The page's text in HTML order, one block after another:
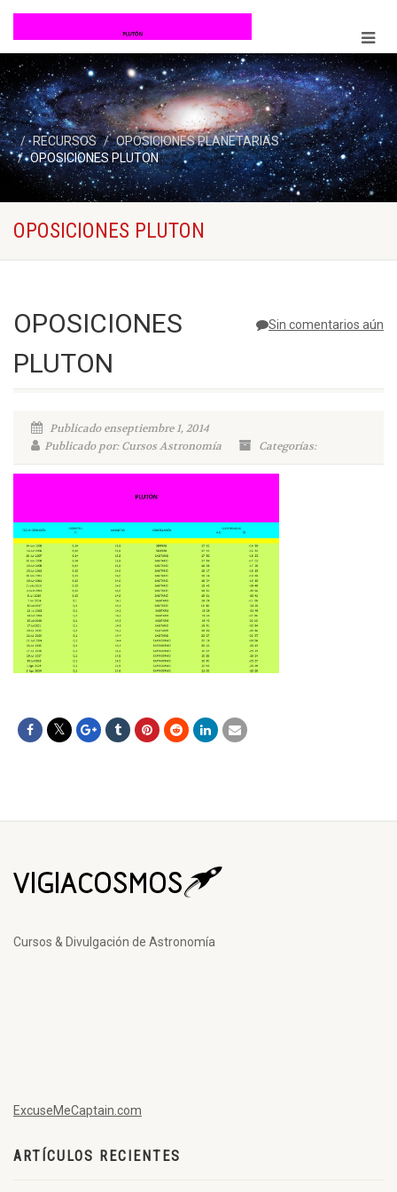
RECURSOS
OPOSICIONES PLANETARIAS
OPOSICIONES PLUTON
OPOSICIONES PLUTON
Sin comentarios aún
OPOSICIONES
PLUTON
Publicado enseptiembre 1, 2014
Publicado por: Cursos Astronomía
Categorías:
Cursos & Divulgación de Astronomía
ExcuseMeCaptain.com
ARTÍCULOS RECIENTES